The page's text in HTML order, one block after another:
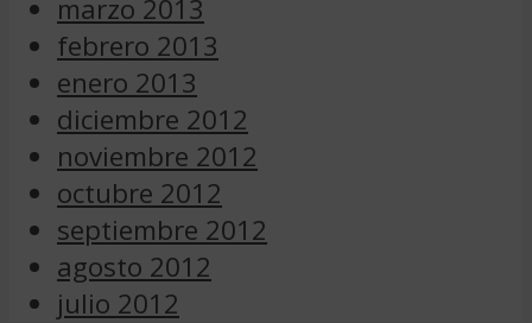
marzo 2013
febrero 2013
enero 2013
diciembre 2012
noviembre 2012
octubre 2012
septiembre 2012
agosto 2012
julio 2012